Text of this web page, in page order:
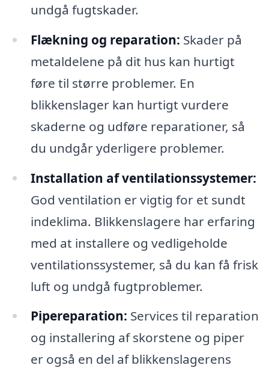
undgå fugtskader.
Flækning og reparation: Skader på
metaldelene på dit hus kan hurtigt
føre til større problemer. En
blikkenslager kan hurtigt vurdere
skaderne og udføre reparationer, så
du undgår yderligere problemer.
Installation af ventilationssystemer:
God ventilation er vigtig for et sundt
indeklima. Blikkenslagere har erfaring
med at installere og vedligeholde
ventilationssystemer, så du kan få frisk
luft og undgå fugtproblemer.
Pipereparation: Services til reparation
og installering af skorstene og piper
er også en del af blikkenslagerens